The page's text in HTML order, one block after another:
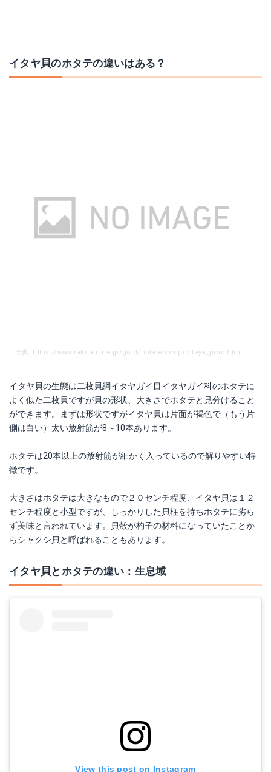
イタヤ貝のホタテの違いはある？
出典: https://www.rakuten.ne.jp/gold/hotatehompo/itaya_prod.html
イタヤ貝の生態は二枚貝綱イタヤガイ目イタヤガイ科のホタテに
よく似た二枚貝ですが貝の形状、大きさでホタテと見分けること
ができます。まずは形状ですがイタヤ貝は片面が褐色で（もう片
側は白い）太い放射筋が8～10本あります。
ホタテは20本以上の放射筋が細かく入っているので解りやすい特
徴です。
大きさはホタテは大きなもので２０センチ程度、イタヤ貝は１２
センチ程度と小型ですが、しっかりした貝柱を持ちホタテに劣ら
ず美味と言われています。貝殻が杓子の材料になっていたことか
らシャクシ貝と呼ばれることもあります。
イタヤ貝とホタテの違い：生息域
View this post on Instagram